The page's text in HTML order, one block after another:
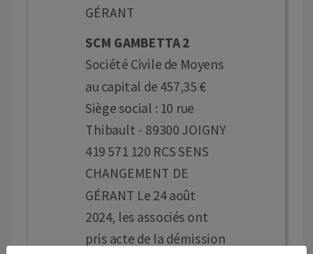
GÉRANT
SCM GAMBETTA 2
Société Civile de Moyens
au capital de 457,35 €
Siège social : 10 rue
Thibault - 89300 JOIGNY
419 571 120 RCS SENS
CHANGEMENT DE
GÉRANT Le 24 août
2024, les associés ont
pris acte de la démission